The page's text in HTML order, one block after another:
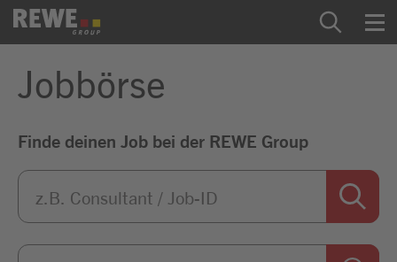
Zum Inhalt springen
REWE Group als Arbeitgeber
Ausbildung & Studium
Praktikum & Werkstudium
Direkteinstiege
Jobbörse
Finde deinen Job bei der REWE Group